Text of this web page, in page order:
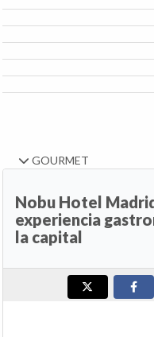
GOURMET
Nobu Hotel
experiencia
la capital